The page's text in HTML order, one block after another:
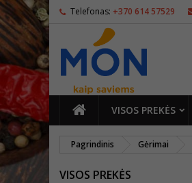
Telefonas: +370 614 57529
PAGRINDINIS
VISOS PREKĖS
Pagrindinis Gėrimai
VISOS PREKĖS